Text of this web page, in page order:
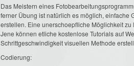
Das Meistern eines
ferner Übung ist natürlich es möglich, einfache
erstellen. Eine unerschoepfliche Möglichkeit
Jene können etliche kostenlose Tutorials auf
Schrittgeschwindigkeit visuellen Methode
Codierung: